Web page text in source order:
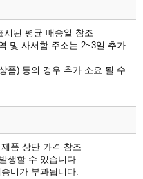
시된 평균 배송일 참조
및 사서함 주소는 2~3일 추가
품) 등의 경우 추가 소요 될 수
품 상단 가격 참조
생할 수 있습니다.
비가 부과됩니다.